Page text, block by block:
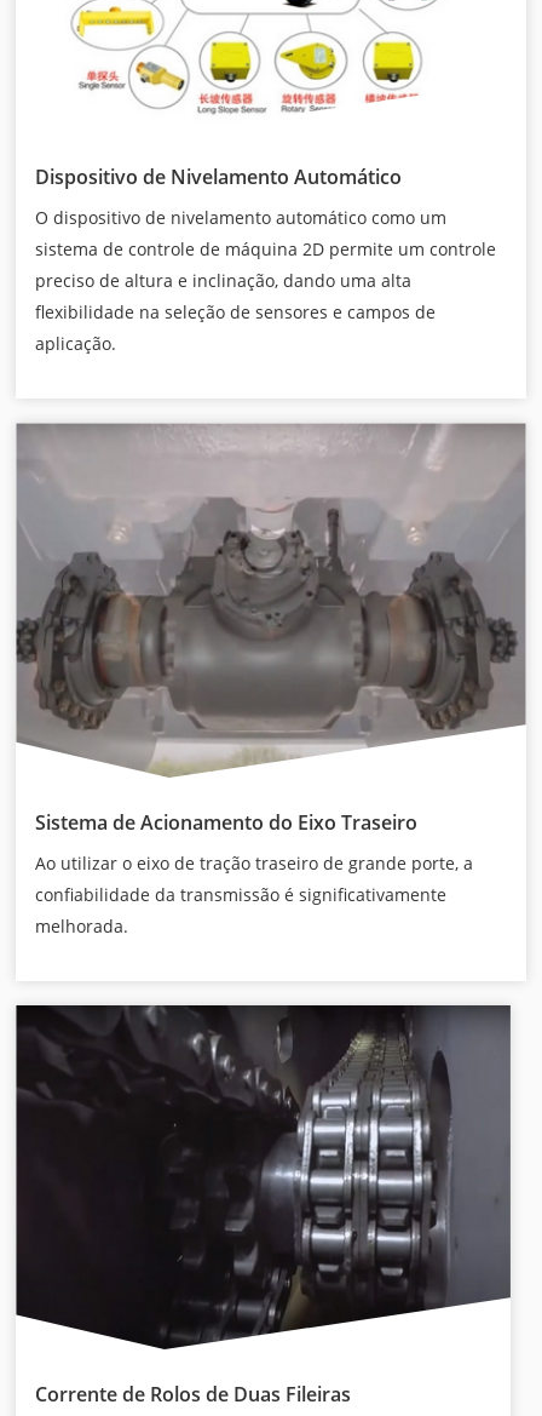
Dispositivo de Nivelamento Automático
O dispositivo de nivelamento automático como um
sistema de controle de máquina 2D permite um controle
preciso de altura e inclinação, dando uma alta
flexibilidade na seleção de sensores e campos de
aplicação.
Sistema de Acionamento do Eixo Traseiro
Ao utilizar o eixo de tração traseiro de grande porte, a
confiabilidade da transmissão é significativamente
melhorada.
Corrente de Rolos de Duas Fileiras